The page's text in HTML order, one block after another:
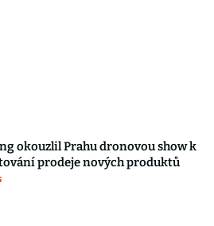
okouzlil Prahu dronovou show k
prodeje nových produktů